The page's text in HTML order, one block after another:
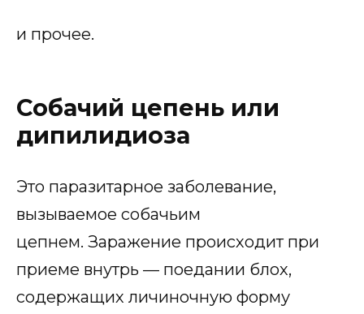
и прочее.
Собачий цепень или
дипилидиоза
Это паразитарное заболевание,
вызываемое собачьим
цепнем. Заражение происходит при
приеме внутрь — поедании блох,
содержащих личиночную форму